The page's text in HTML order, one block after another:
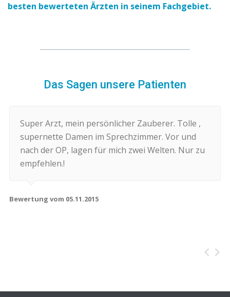
besten bewerteten Ärzten in seinem Fachgebiet.
Das Sagen unsere Patienten
Super Arzt, mein persönlicher Zauberer. Tolle ,
supernette Damen im Sprechzimmer. Vor und
nach der OP, lagen für mich zwei Welten. Nur zu
empfehlen.!
Bewertung vom 05.11.2015